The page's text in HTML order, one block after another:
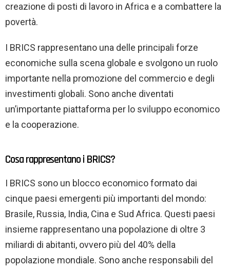
creazione di posti di lavoro in Africa e a combattere la
povertà.
I BRICS rappresentano una delle principali forze
economiche sulla scena globale e svolgono un ruolo
importante nella promozione del commercio e degli
investimenti globali. Sono anche diventati
un’importante piattaforma per lo sviluppo economico
e la cooperazione.
Cosa rappresentano i BRICS?
I BRICS sono un blocco economico formato dai
cinque paesi emergenti più importanti del mondo:
Brasile, Russia, India, Cina e Sud Africa. Questi paesi
insieme rappresentano una popolazione di oltre 3
miliardi di abitanti, ovvero più del 40% della
popolazione mondiale. Sono anche responsabili del